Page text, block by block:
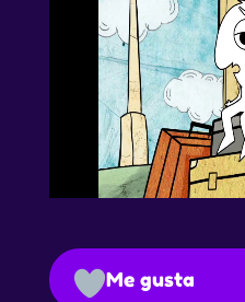
Me gusta